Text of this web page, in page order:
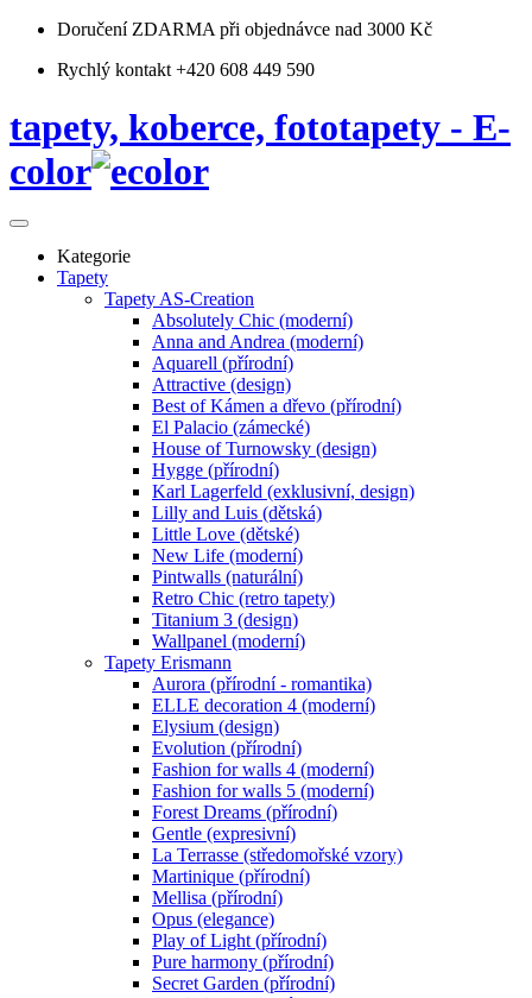
Doručení ZDARMA při objednávce nad 3000 Kč
Rychlý kontakt +420 608 449 590
tapety, koberce, fototapety - E-
color
Kategorie
Tapety
Tapety AS-Creation
Absolutely Chic (moderní)
Anna and Andrea (moderní)
Aquarell (přírodní)
Attractive (design)
Best of Kámen a dřevo (přírodní)
El Palacio (zámecké)
House of Turnowsky (design)
Hygge (přírodní)
Karl Lagerfeld (exklusivní, design)
Lilly and Luis (dětská)
Little Love (dětské)
New Life (moderní)
Pintwalls (naturální)
Retro Chic (retro tapety)
Titanium 3 (design)
Wallpanel (moderní)
Tapety Erismann
Aurora (přírodní - romantika)
ELLE decoration 4 (moderní)
Elysium (design)
Evolution (přírodní)
Fashion for walls 4 (moderní)
Fashion for walls 5 (moderní)
Forest Dreams (přírodní)
Gentle (expresivní)
La Terrasse (středomořské vzory)
Martinique (přírodní)
Mellisa (přírodní)
Opus (elegance)
Play of Light (přírodní)
Pure harmony (přírodní)
Secret Garden (přírodní)